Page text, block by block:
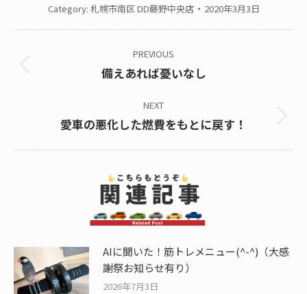
Category: 札幌市南区 DD藤野中央店 2020年3月3日
navigation
PREVIOUS
Previous
備えあれば憂いなし
NEXT
Next
愛車の悪化した燃費をもとに戻す！
AIに聞いた！筋トレメニュー(^-^)（大感
謝祭お知らせ有り）
2026年7月3日